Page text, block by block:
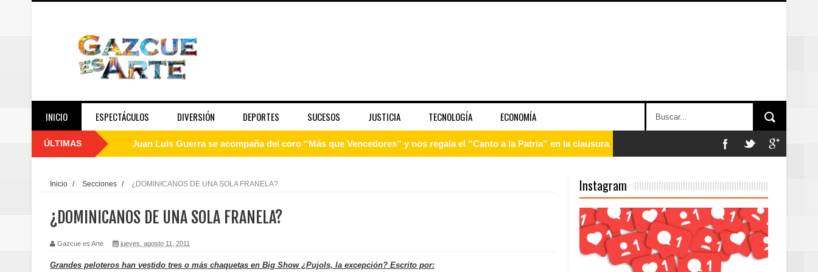
INICIO ESPECTÁCULOS DIVERSIÓN DEPORTES SUCESOS JUSTICIA TECNOLOGÍA ECONOMÍA
ÚLTIMAS Juan Luis Guerra se acompaña del coro “Más que Vencedores” y nos regala el “Canto a la Patria” en la clausura
Embajada dominicana en Francia y Banreservas lanzan convocatoria para residencias artísticas en París
Pavel Núñez y su Bipolarband deslumbran con una noche de fusiones e invitados de lujo en el Hard Rock Café
Inicio / Secciones / ¿DOMINICANOS DE UNA SOLA FRANELA?
¿DOMINICANOS DE UNA SOLA FRANELA?
Gazcue es Arte jueves, agosto 11, 2011
Grandes peloteros han vestido tres o más chaquetas en Big Show ¿Pujols, la excepción? Escrito por:
Instagram